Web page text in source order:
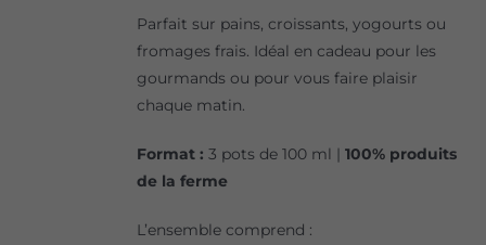
Parfait sur pains, croissants, yogourts ou
fromages frais. Idéal en cadeau pour les
gourmands ou pour vous faire plaisir
chaque matin.
Format : 3 pots de 100 ml | 100% produits
de la ferme
L’ensemble comprend :